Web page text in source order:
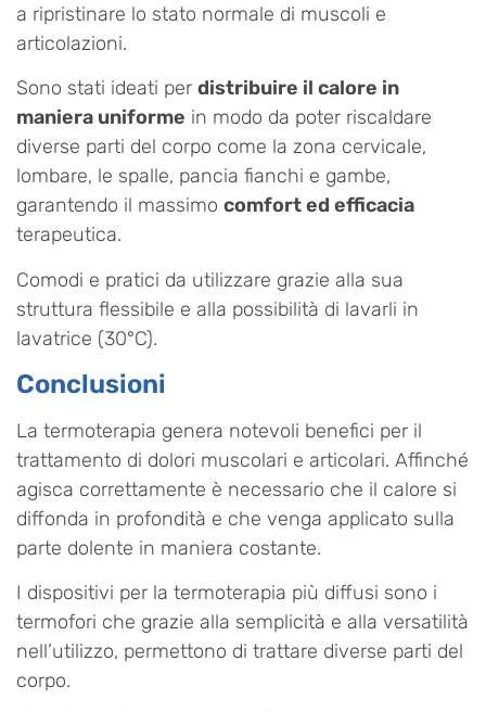
a ripristinare lo stato normale di muscoli e
articolazioni.
Sono stati ideati per distribuire il calore in
maniera uniforme in modo da poter riscaldare
diverse parti del corpo come la zona cervicale,
lombare, le spalle, pancia fianchi e gambe,
garantendo il massimo comfort ed efficacia
terapeutica.
Comodi e pratici da utilizzare grazie alla sua
struttura flessibile e alla possibilità di lavarli in
lavatrice (30°C).
Conclusioni
La termoterapia genera notevoli benefici per il
trattamento di dolori muscolari e articolari. Affinché
agisca correttamente è necessario che il calore si
diffonda in profondità e che venga applicato sulla
parte dolente in maniera costante.
I dispositivi per la termoterapia più diffusi sono i
termofori che grazie alla semplicità e alla versatilità
nell’utilizzo, permettono di trattare diverse parti del
corpo.